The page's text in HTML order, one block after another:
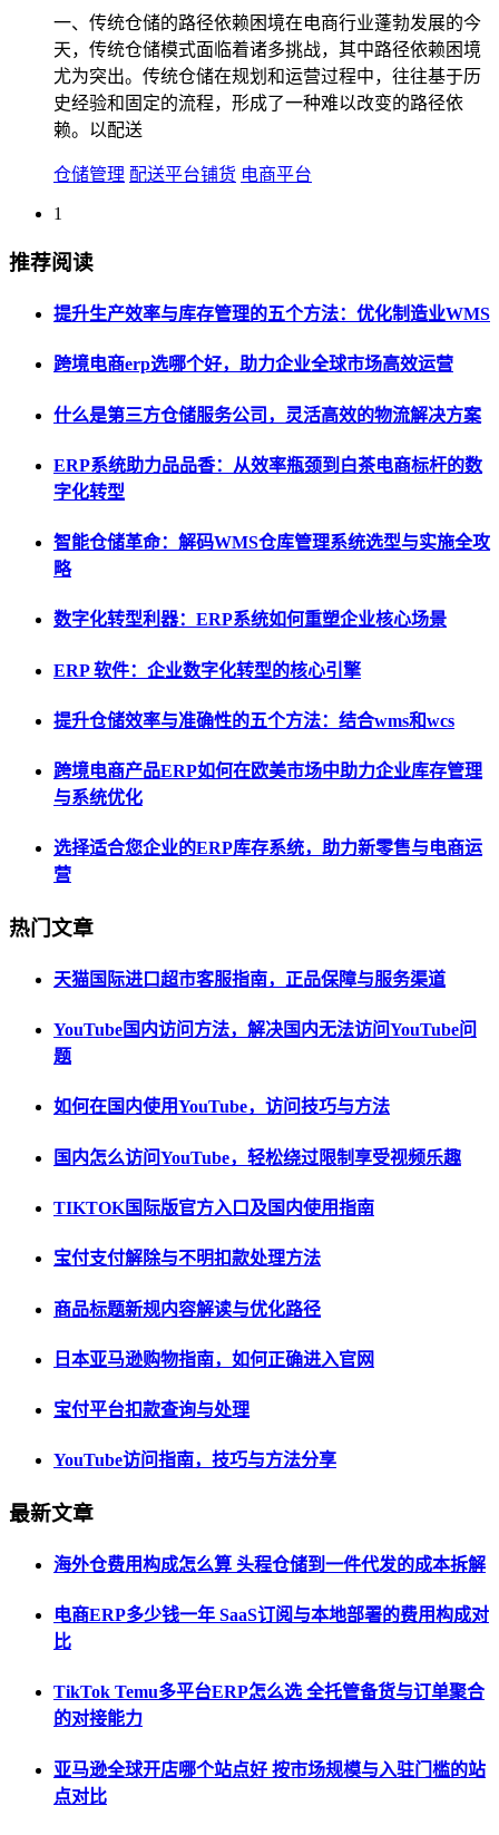
一、传统仓储的路径依赖困境在电商行业蓬勃发展的今
天，传统仓储模式面临着诸多挑战，其中路径依赖困境
尤为突出。传统仓储在规划和运营过程中，往往基于历
史经验和固定的流程，形成了一种难以改变的路径依
赖。以配送
仓储管理 配送平台铺货 电商平台
1
推荐阅读
提升生产效率与库存管理的五个方法：优化制造业WMS
跨境电商erp选哪个好，助力企业全球市场高效运营
什么是第三方仓储服务公司，灵活高效的物流解决方案
ERP系统助力品品香：从效率瓶颈到白茶电商标杆的数
字化转型
智能仓储革命：解码WMS仓库管理系统选型与实施全攻
略
数字化转型利器：ERP系统如何重塑企业核心场景
ERP 软件：企业数字化转型的核心引擎
提升仓储效率与准确性的五个方法：结合wms和wcs
跨境电商产品ERP如何在欧美市场中助力企业库存管理
与系统优化
选择适合您企业的ERP库存系统，助力新零售与电商运
营
热门文章
天猫国际进口超市客服指南，正品保障与服务渠道
YouTube国内访问方法，解决国内无法访问YouTube问
题
如何在国内使用YouTube，访问技巧与方法
国内怎么访问YouTube，轻松绕过限制享受视频乐趣
TIKTOK国际版官方入口及国内使用指南
宝付支付解除与不明扣款处理方法
商品标题新规内容解读与优化路径
日本亚马逊购物指南，如何正确进入官网
宝付平台扣款查询与处理
YouTube访问指南，技巧与方法分享
最新文章
海外仓费用构成怎么算 头程仓储到一件代发的成本拆解
电商ERP多少钱一年 SaaS订阅与本地部署的费用构成对
比
TikTok Temu多平台ERP怎么选 全托管备货与订单聚合
的对接能力
亚马逊全球开店哪个站点好 按市场规模与入驻门槛的站
点对比